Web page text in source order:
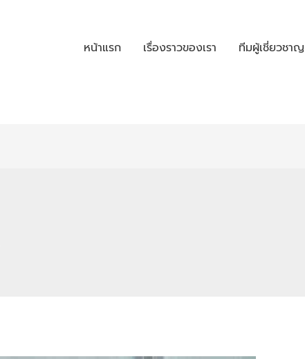
หน้าแรก เรื่องราวของเรา ทีมผู้เชี่ยวชาญ